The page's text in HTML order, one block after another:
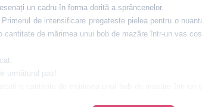
un cadru în forma dorită a sprâncenelor.
de intensificare pregateste pielea pentru o
cantitate de mărimea unui bob de mazăre într-un vas
următorul pas!